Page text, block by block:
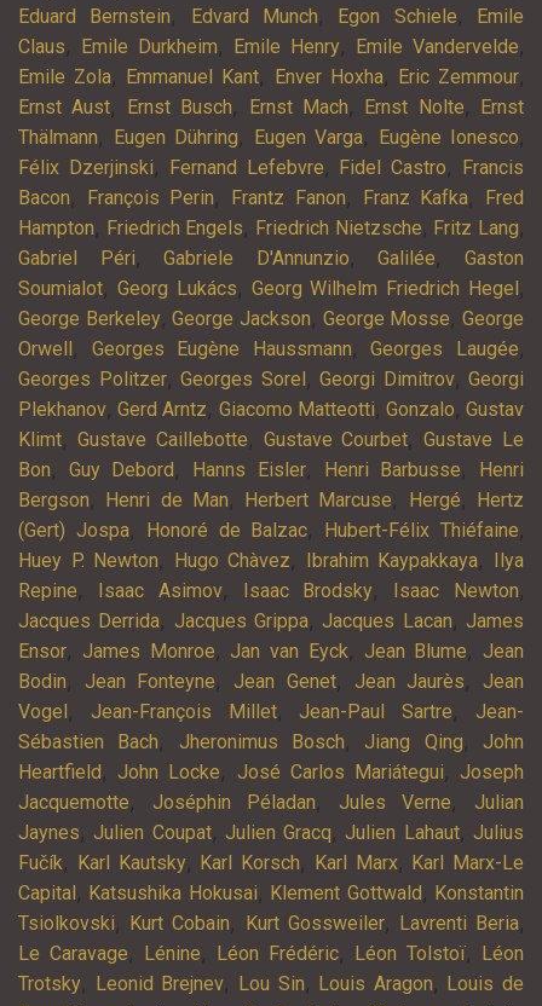
Eduard Bernstein, Edvard Munch, Egon Schiele,
Emile
Claus, Emile Durkheim, Emile Henry, Emile Vandervelde,
Emile Zola, Emmanuel Kant, Enver Hoxha, Eric Zemmour,
Ernst Aust, Ernst Busch, Ernst Mach, Ernst Nolte,
Ernst
Thälmann, Eugen Dühring, Eugen Varga, Eugène Ionesco,
Félix Dzerjinski, Fernand Lefebvre, Fidel Castro,
Francis
Bacon, François Perin, Frantz Fanon, Franz Kafka,
Fred
Hampton, Friedrich Engels, Friedrich Nietzsche, Fritz Lang,
Gabriel Péri,Gabriele D'Annunzio,Galilée,Gaston
Soumialot, Georg Lukács, Georg Wilhelm Friedrich Hegel ,
George Berkeley,George Jackson, George Mosse,George
Orwell , Georges Eugène Haussmann,Georges Laugée,
Georges Politzer, Georges Sorel , Georgi Dimitrov, Georgi
Plekhanov,Gerd Arntz, Giacomo Matteotti, Gonzalo,Gustav
Klimt, Gustave Caillebotte, Gustave Courbet,Gustave Le
Bon, Guy Debord , Hanns Eisler, Henri Barbusse,
Henri
Bergson, Henri de Man, Herbert Marcuse, Hergé,
Hertz
(Gert) Jospa, Honoré de Balzac, Hubert-Félix Thiéfaine,
Huey P. Newton, Hugo Chàvez, Ibrahim Kaypakkaya,
Ilya
Repine, Isaac Asimov, Isaac Brodsky, Isaac Newton,
Jacques Derrida, Jacques Grippa, Jacques Lacan, James
Ensor, James Monroe, Jan van Eyck, Jean Blume, Jean
Bodin, Jean Fonteyne, Jean Genet, Jean Jaurès, Jean
Vogel , Jean-François Millet, Jean-Paul Sartre, Jean-
Sébastien Bach, Jheronimus Bosch, Jiang Qing, John
Heartfield , John Locke, José Carlos Mariátegui, Joseph
Jacquemotte, Joséphin Péladan, Jules Verne, Julian
Jaynes, Julien Coupat, Julien Gracq, Julien Lahaut, Julius
Fučík, Karl Kautsky, Karl Korsch, Karl Marx, Karl Marx-Le
Capital , Katsushika Hokusai, Klement Gottwald , Konstantin
Tsiolkovski, Kurt Cobain, Kurt Gossweiler, Lavrenti Beria,
Le Caravage, Lénine, Léon Frédéric, Léon Tolstoï,
Léon
Trotsky, Leonid Brejnev, Lou Sin, Louis Aragon, Louis de